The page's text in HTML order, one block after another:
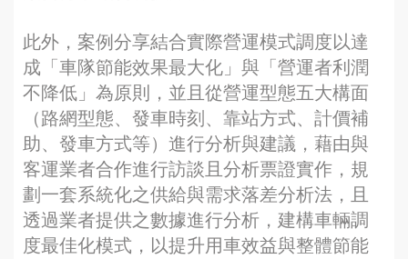
此外，案例分享結合實際營運模式調度以達
成「車隊節能效果最大化」與「營運者利潤
不降低」為原則，並且從營運型態五大構面
（路網型態、發車時刻、靠站方式、計價補
助、發車方式等）進行分析與建議，藉由與
客運業者合作進行訪談且分析票證實作，規
劃一套系統化之供給與需求落差分析法，且
透過業者提供之數據進行分析，建構車輛調
度最佳化模式，以提升用車效益與整體節能